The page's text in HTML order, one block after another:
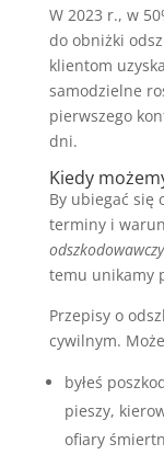
W 2023 r., w
do obniżki
klientom
samodzielne
pierwszego
dni.
Kiedy
By ubiegać się
terminy i
temu unikamy
Przepisy o
cywilnym.
byłeś
pieszy,
ofiary